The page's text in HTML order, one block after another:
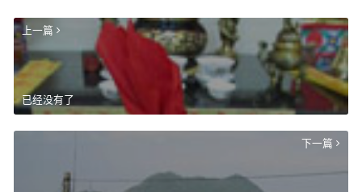
上一篇
已经没有了
下一篇